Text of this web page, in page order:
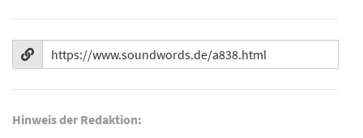
Hinweis der Redaktion: